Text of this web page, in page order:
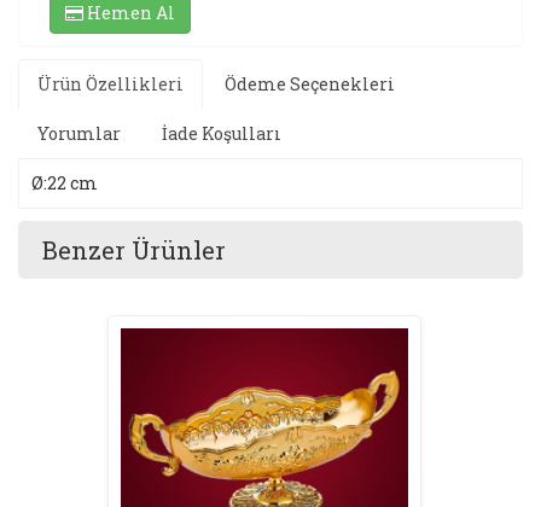
Hemen Al
Ürün Özellikleri Ödeme Seçenekleri
Yorumlar İade Koşulları
Ø:22 cm
Benzer Ürünler